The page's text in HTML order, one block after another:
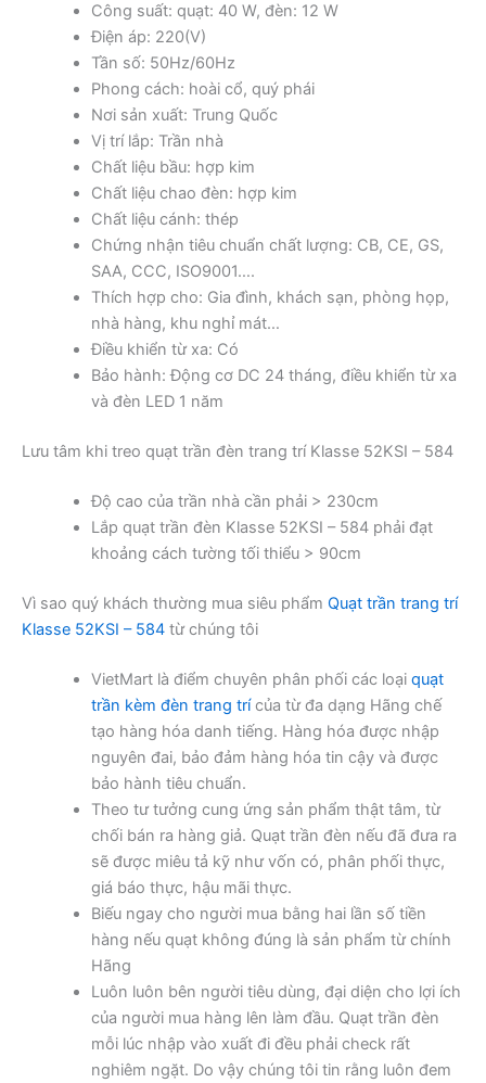
Công suất: quạt: 40 W, đèn: 12 W
Điện áp: 220(V)
Tần số: 50Hz/60Hz
Phong cách: hoài cổ, quý phái
Nơi sản xuất: Trung Quốc
Vị trí lắp: Trần nhà
Chất liệu bầu: hợp kim
Chất liệu chao đèn: hợp kim
Chất liệu cánh: thép
Chứng nhận tiêu chuẩn chất lượng: CB, CE, GS,
SAA, CCC, ISO9001….
Thích hợp cho: Gia đình, khách sạn, phòng họp,
nhà hàng, khu nghỉ mát…
Điều khiển từ xa: Có
Bảo hành: Động cơ DC 24 tháng, điều khiển từ xa
và đèn LED 1 năm
Lưu tâm khi treo quạt trần đèn trang trí Klasse 52KSI – 584
Độ cao của trần nhà cần phải > 230cm
Lắp quạt trần đèn Klasse 52KSI – 584 phải đạt
khoảng cách tường tối thiểu > 90cm
Vì sao quý khách thường mua siêu phẩm Quạt trần trang trí
Klasse 52KSI – 584 từ chúng tôi
VietMart là điểm chuyên phân phối các loại quạt
trần kèm đèn trang trícủa từ đa dạng Hãng chế
tạo hàng hóa danh tiếng. Hàng hóa được nhập
nguyên đai, bảo đảm hàng hóa tin cậy và được
bảo hành tiêu chuẩn.
Theo tư tưởng cung ứng sản phẩm thật tâm, từ
chối bán ra hàng giả. Quạt trần đèn nếu đã đưa ra
sẽ được miêu tả kỹ như vốn có, phân phối thực,
giá báo thực, hậu mãi thực.
Biếu ngay cho người mua bằng hai lần số tiền
hàng nếu quạt không đúng là sản phẩm từ chính
Hãng
Luôn luôn bên người tiêu dùng, đại diện cho lợi ích
của người mua hàng lên làm đầu. Quạt trần đèn
mỗi lúc nhập vào xuất đi đều phải check rất
nghiêm ngặt. Do vậy chúng tôi tin rằng luôn đem